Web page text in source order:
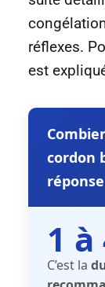
réflexes.
est
cordon
1
C’est la